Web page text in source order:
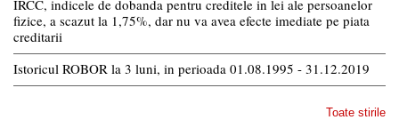
IRCC, indicele de dobanda pentru creditele in lei ale persoanelor
fizice, a scazut la 1,75%, dar nu va avea efecte imediate pe piata
creditarii
Istoricul ROBOR la 3 luni, in perioada 01.08.1995 - 31.12.2019
Toate stirile